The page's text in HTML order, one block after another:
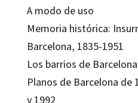
A modo de uso
Memoria histórica:
Barcelona, 1835-1951
Los barrios de Barcelona
Planos de Barcelona de
y 1992